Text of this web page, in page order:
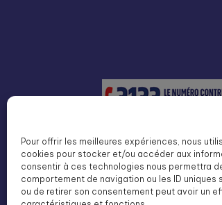
Pour offrir les meilleures expériences, nous
cookies pour stocker et/ou accéder aux
consentir à ces technologies nous permettra
comportement de navigation ou les ID
ou de retirer son consentement peut avoir un